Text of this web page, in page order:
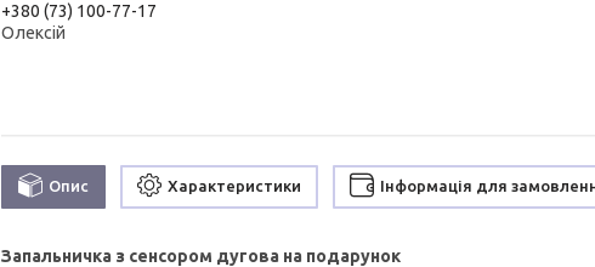
+380 (73) 100-77-17
Олексій
Опис Характеристики Інформація для
Запальничка з сенсором дугова на подарунок